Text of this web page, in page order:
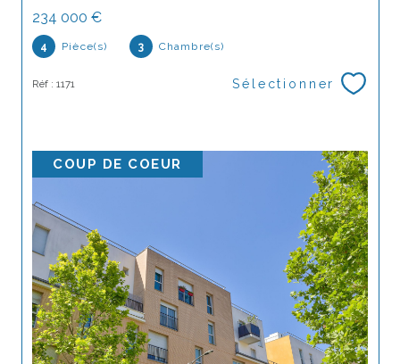
234 000 €
4 Pièce(s) 3 Chambre(s)
Réf : 1171 Sélectionner
COUP DE COEUR